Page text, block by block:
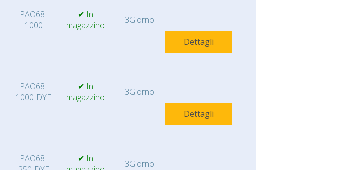
PAO68-
1000
✔ In
magazzino
3Giorno
Dettagli
PAO68-
1000-DYE
✔ In
magazzino
3Giorno
Dettagli
PAO68-
✔ In
3Giorno